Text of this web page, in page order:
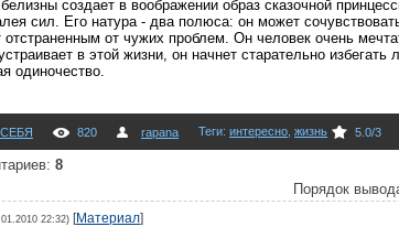
создает в воображении образ сказочной
сил. Его натура - два полюса: он может
отстраненным от чужих проблем. Он человек очень
в этой жизни, он начнет старательно
одиночество.
820 rapana Теги: интересно жизнь 5.0/3
: 8
Порядок
22:32) [Материал]